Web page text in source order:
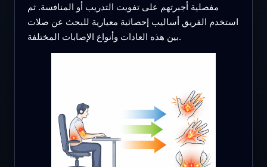
مفصلية أجبرتهم على تفويت التدريب أو المنافسة. ثم
استخدم الفريق أساليب إحصائية معيارية للبحث عن صلات
بين هذه العادات وأنواع الإصابات المختلفة.